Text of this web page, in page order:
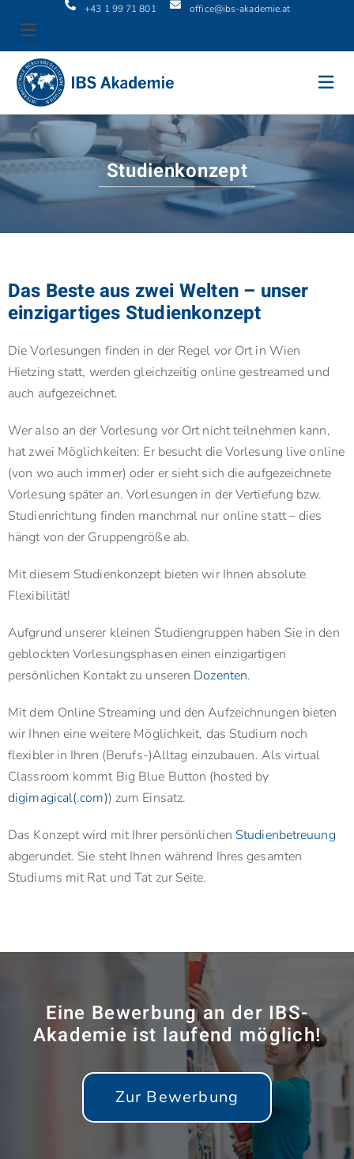
+43 1 99 71 801 office@ibs-akademie.at
Studienkonzept
Das Beste aus zwei Welten – unser
einzigartiges Studienkonzept
Die Vorlesungen finden in der Regel vor Ort in Wien
Hietzing statt, werden gleichzeitig online gestreamed und
auch aufgezeichnet.
Wer also an der Vorlesung vor Ort nicht teilnehmen kann,
hat zwei Möglichkeiten: Er besucht die Vorlesung live online
(von wo auch immer) oder er sieht sich die aufgezeichnete
Vorlesung später an. Vorlesungen in der Vertiefung bzw.
Studienrichtung finden manchmal nur online statt – dies
hängt von der Gruppengröße ab.
Mit diesem Studienkonzept bieten wir Ihnen absolute
Flexibilität!
Aufgrund unserer kleinen Studiengruppen haben Sie in den
geblockten Vorlesungsphasen einen einzigartigen
persönlichen Kontakt zu unseren Dozenten.
Mit dem Online Streaming und den Aufzeichnungen bieten
wir Ihnen eine weitere Möglichkeit, das Studium noch
flexibler in Ihren (Berufs-)Alltag einzubauen. Als virtual
Classroom kommt Big Blue Button (hosted by
digimagical(.com)) zum Einsatz.
Das Konzept wird mit Ihrer persönlichenStudienbetreuung
abgerundet. Sie steht Ihnen während Ihres gesamten
Studiums mit Rat und Tat zur Seite.
Eine Bewerbung an der IBS-
Akademie ist laufend möglich!
Zur Bewerbung